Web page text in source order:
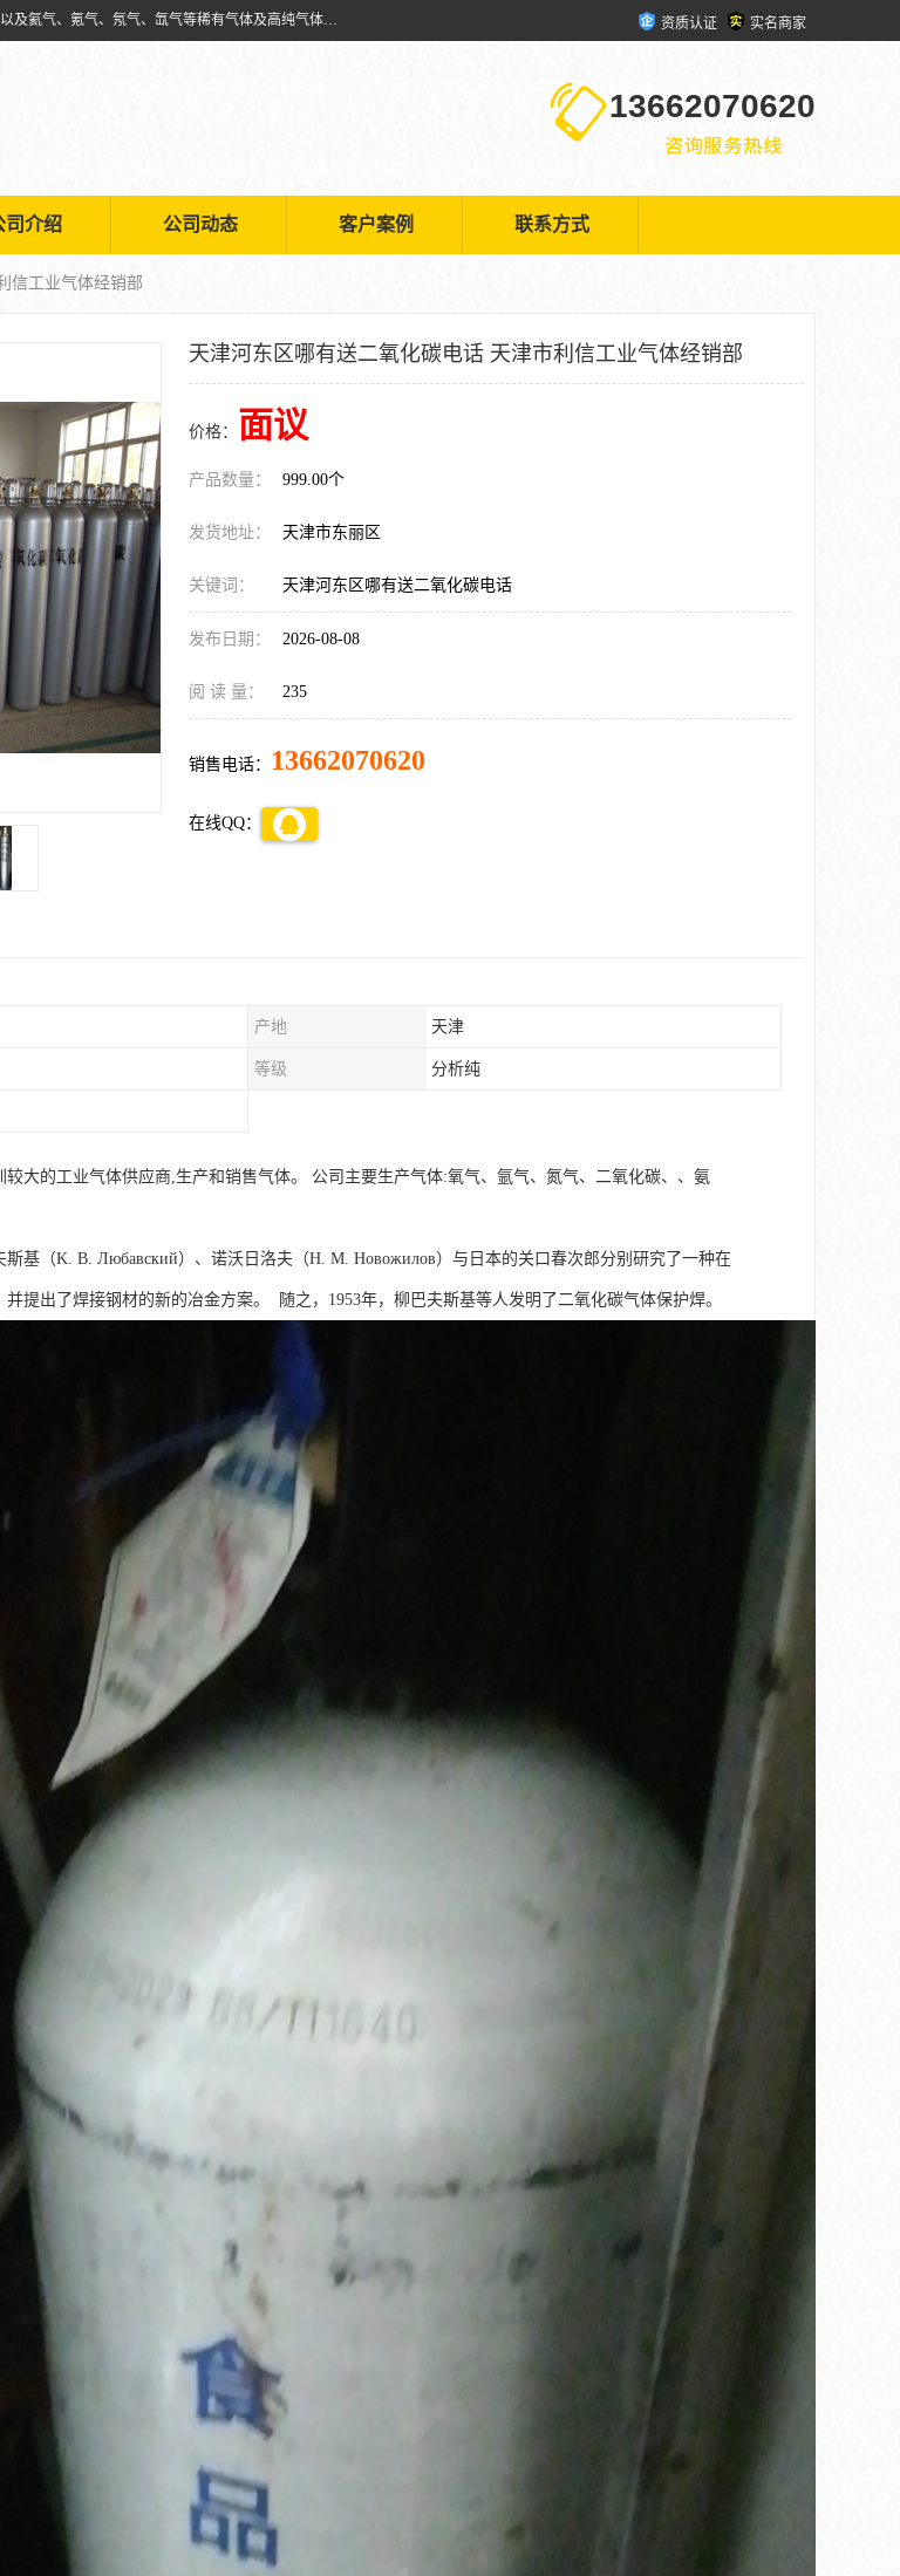
天津市利信工业气体经销部主要经营销售供应氧气、乙炔气、氩气、氮气、二氧化碳等大宗气体以及氦气、氪气、氖气、氙气等稀有气体及高纯气体的配送租赁 资质认证 实名商家
13662070620
司介绍 公司动态 客户案例 联系方式
信工业气体经销部
天津河东区哪有送二氧化碳电话 天津市利信工业气体经销部
价格： 面议
产品数量： 999.00个
发货地址： 天津市东丽区
关键词： 天津河东区哪有送二氧化碳电话
发布日期： 2026-08-08
阅 读 量： 235
销售电话： 13662070620
在线QQ：
产地 天津
等级 分析纯
大的工业气体供应商,生产和销售气体。 公司主要生产气体:氧气、氩气、氮气、二氧化碳、、氨
斯基（K. B. Любавский）、诺沃日洛夫（H. M. Новожилов）与日本的关口春次郎分别研究了一种在
提出了焊接钢材的新的冶金方案。 随之，1953年，柳巴夫斯基等人发明了二氧化碳气体保护焊。